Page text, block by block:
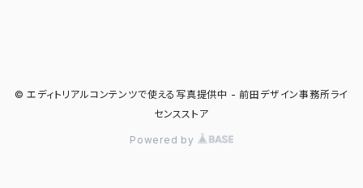
© エディトリアルコンテンツで使える写真提供中 - 前田デザイン事務所ライ
センスストア
Powered by